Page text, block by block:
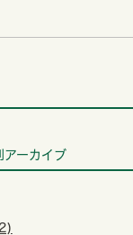
アーカイブ